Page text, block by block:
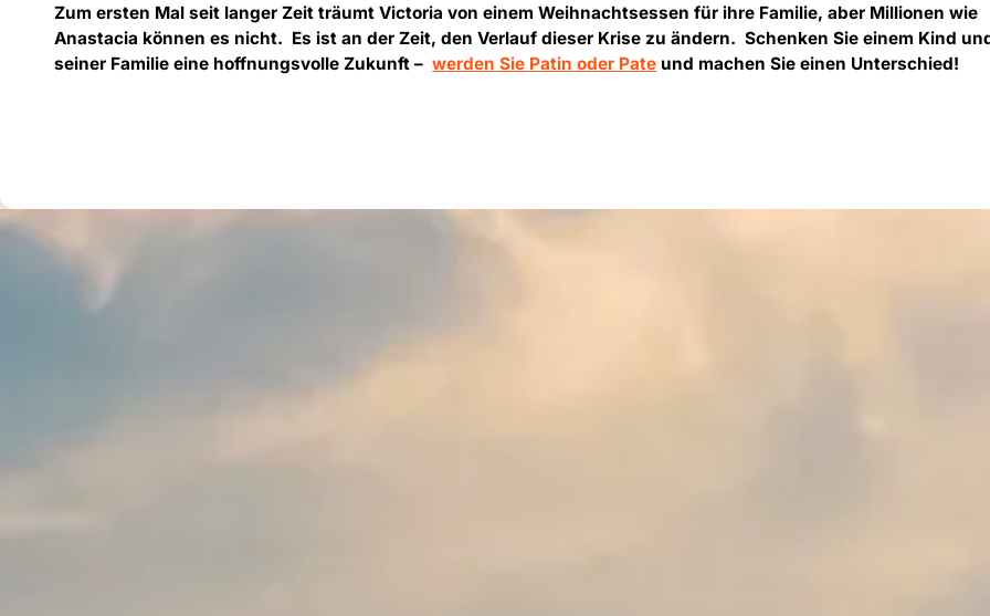
Zum ersten Mal seit langer Zeit träumt Victoria von einem Weihnachtsessen für ihre Familie, aber Millionen wie
Anastacia können es nicht. Es ist an der Zeit, den Verlauf dieser Krise zu ändern. Schenken Sie einem Kind
seiner Familie eine hoffnungsvolle Zukunft –werden Sie Patin oder Pate und machen Sie einen Unterschied!